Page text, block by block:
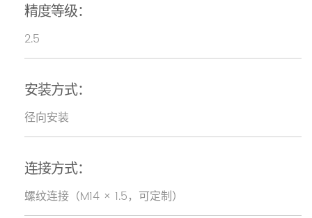
精度等级：
2.5
安装方式：
径向安装
连接方式：
螺纹连接（M14 × 1.5，可定制）